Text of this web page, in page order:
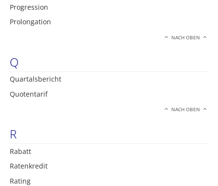
Progression
Prolongation
NACH OBEN
Q
Quartalsbericht
Quotentarif
NACH OBEN
R
Rabatt
Ratenkredit
Rating